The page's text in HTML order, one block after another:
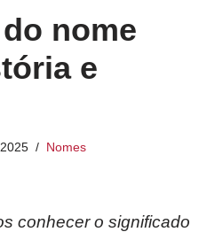
nome
e
Nomes
conhecer o significado